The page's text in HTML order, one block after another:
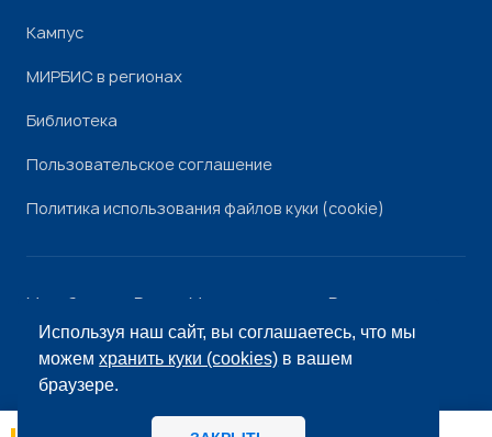
Используя наш сайт, вы соглашаетесь, что мы
можемхранить куки (cookies) в вашем
браузере.
Кампус
МИРБИС в регионах
Библиотека
Пользовательское соглашение
Политика использования файлов куки (cookie)
Минобрнауки России Минпросвещения России
РоскомнадзорРособрнадзор
© «МИРБИС», 2026